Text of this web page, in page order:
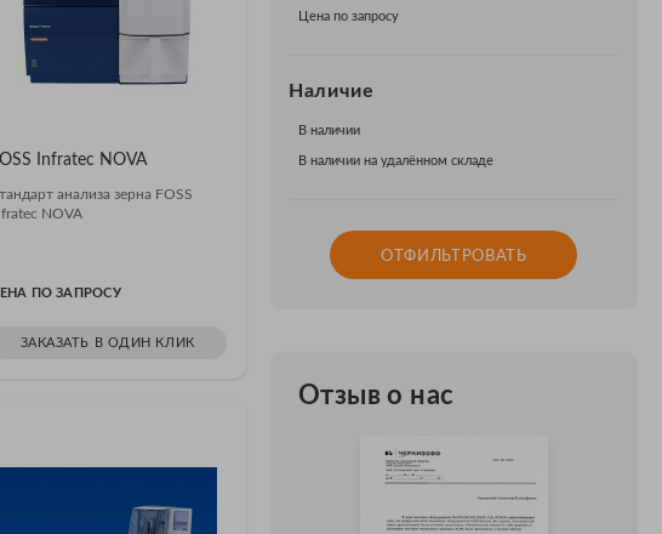
Infratec NOVA
анализа зерна FOSS
NOVA
ПО ЗАПРОСУ
ЗАКАЗАТЬ В ОДИН КЛИК
Цена по запросу
Наличие
В наличии
В наличии на удалённом складе
ОТФИЛЬТРОВАТЬ
Отзыв о нас